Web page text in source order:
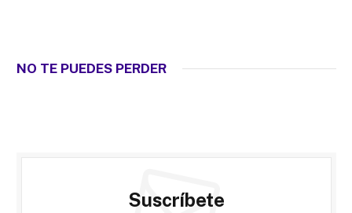
NO TE PUEDES PERDER
Suscríbete